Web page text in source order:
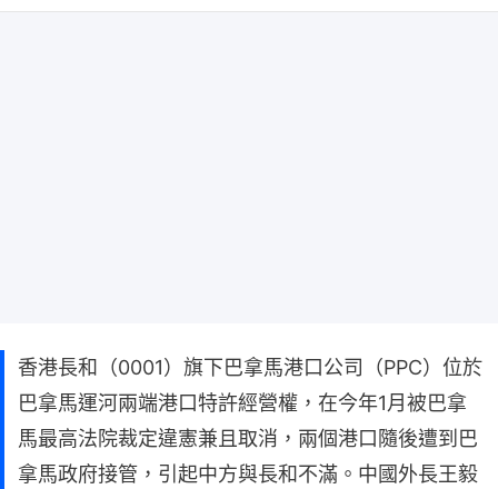
香港長和（0001）旗下巴拿馬港口公司（PPC）位於
巴拿馬運河兩端港口特許經營權，在今年1月被巴拿
馬最高法院裁定違憲兼且取消，兩個港口隨後遭到巴
拿馬政府接管，引起中方與長和不滿。中國外長王毅